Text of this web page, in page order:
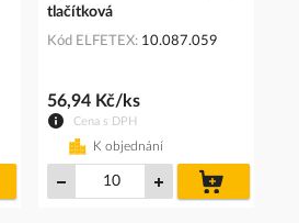
košíku
tlačítková
Kód ELFETEX 10.087.059
Cena s DPH
56,94 Kč/ks
K objednání
košíku